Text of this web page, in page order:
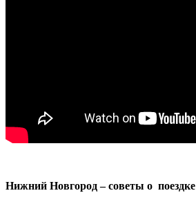
Нижний Новгород – советы о поездке